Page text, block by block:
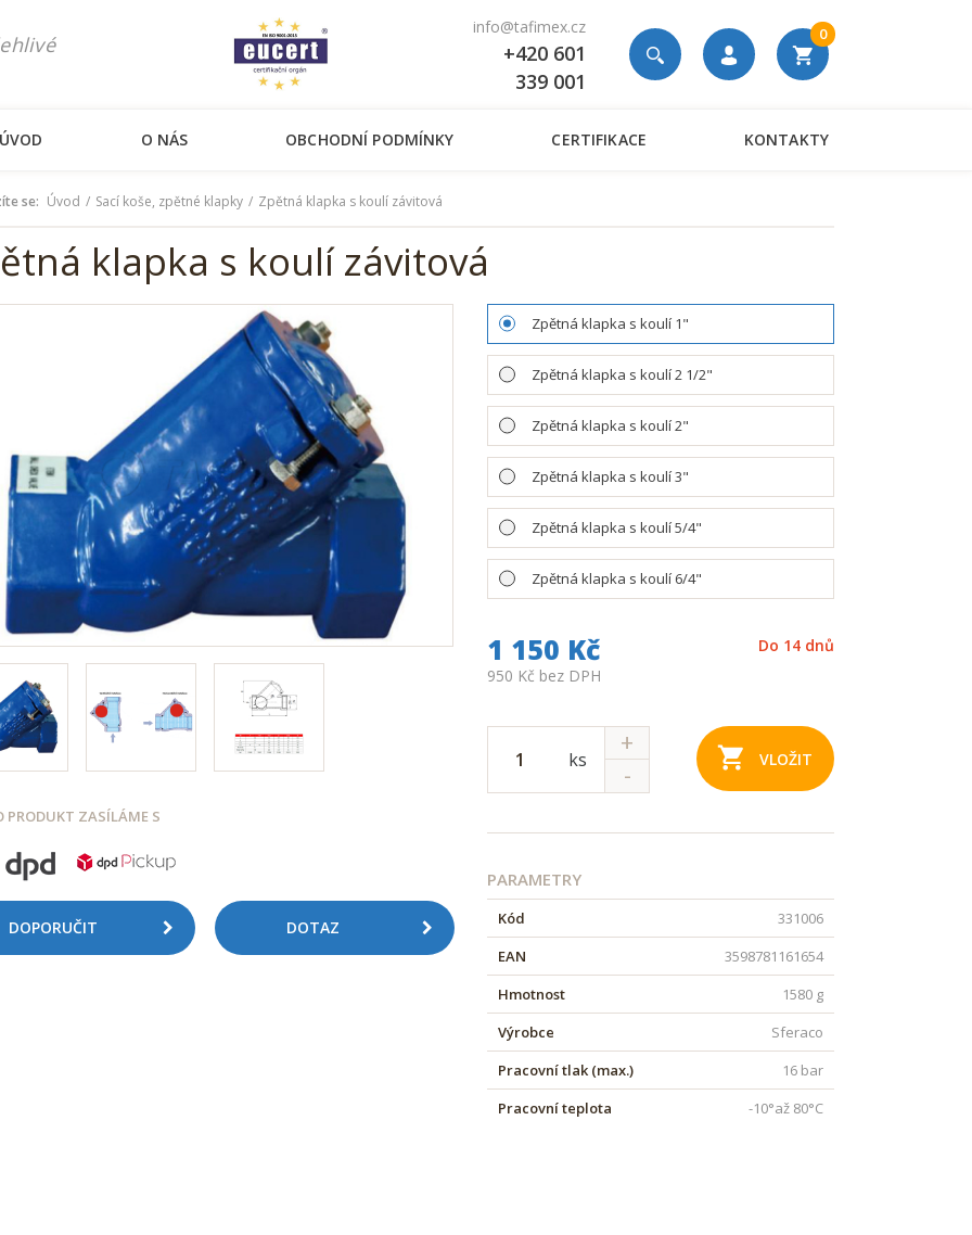
info@tafimex.cz
+420 601
339 001
0
ÚVOD O NÁS OBCHODNÍ PODMÍNKY CERTIFIKACE KONTAKTY
se: Úvod Sací koše, zpětné klapky Zpětná klapka s koulí závitová
klapka s koulí závitová
PRODUKT ZASÍLÁME S
DOPORUČIT DOTAZ
Zpětná klapka s koulí 1"
Zpětná klapka s koulí 2 1/2"
Zpětná klapka s koulí 2"
Zpětná klapka s koulí 3"
Zpětná klapka s koulí 5/4"
Zpětná klapka s koulí 6/4"
1 150 Kč
950 Kč bez DPH
Do 14 dnů
ks VLOŽIT
PARAMETRY
Kód
331006
EAN
3598781161654
Hmotnost
1580 g
Výrobce
Sferaco
Pracovní tlak (max.)
16 bar
Pracovní teplota
-10°až 80°C